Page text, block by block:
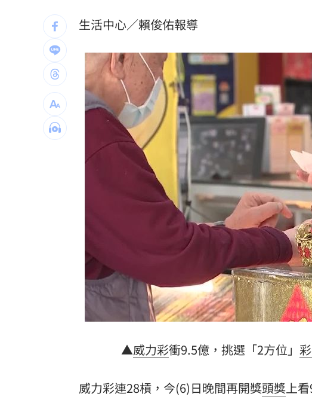
轉戰股市遭槓桿反噬 韓健身網紅虧1500萬
南韓酷暑！身障男輪椅翻覆 2小時曝曬亡 22:31
長髮女穿內衣在家門口 他害怕報警真相曝
直播睡著爆紅！女主播揭「職場惡夢」真相 22:23
告別養生村！家安生醫推健康旅居 22:23
高市早苗勘災掀論戰 官邸駁只待3分鐘 22:22
中聯油脂遞件申請復工 中市府打臉駁回 22:20
鄭靚歆德籍妻抗低潮2年 暫停創作休養 22:19
台灣彩券開獎直播中
LIVE三立+24小時直播 15:27
三立iNEWS新聞台線上直播 18:00
理想混蛋號召粉絲跨海追星吃美食！ 18:15
生活中心／賴俊佑報導
▲威力彩衝9.5億，挑選「2方位」
威力彩連28槓，今(6)日晚間再開獎頭獎上